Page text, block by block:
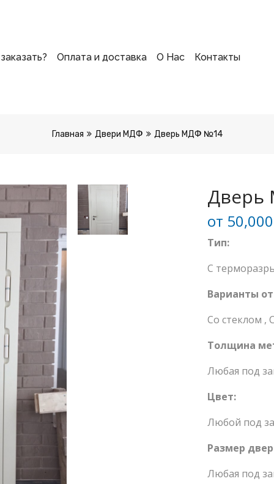
Оплата и доставка О Нас Контакты
Главная Двери МДФ Дверь МДФ №14
от
Тип:
С
Варианты
Со стеклом ,
Толщина
Любая под
Цвет:
Любой под
Размер
Любая под